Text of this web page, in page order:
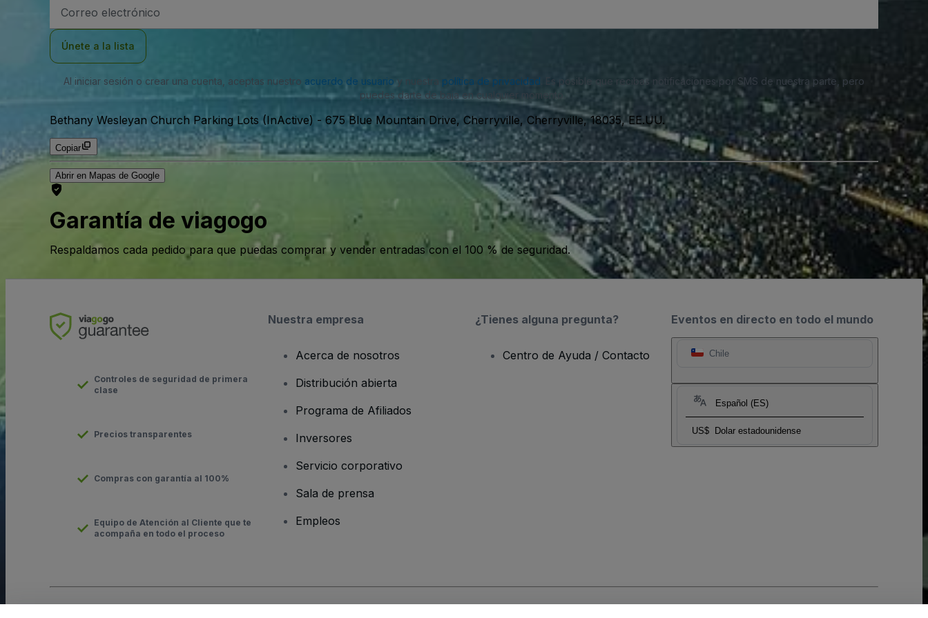
de
Únete a la lista
Al iniciar sesión o crear una cuenta, aceptas nuestro acuerdo de usuario y nuestra política de privacidad . Es posible que recibas notificaciones por SMS de nuestra parte, pero
puedes darte de baja en cualquier momento.
Bethany Wesleyan Church Parking Lots (InActive) - 675 Blue Mountain Drive, Cherryville, Cherryville, 18035, EE.UU.
Copiar
Abrir en Mapas de Google
Garantía de viagogo
Respaldamos cada pedido para que puedas comprar y vender entradas con el 100 % de seguridad.
Eventos en directo en todo el mundo
Chile
Español (ES)
US$ Dolar estadounidense
Controles de seguridad de primera
clase
Precios transparentes
Compras con garantía al 100%
Equipo de Atención al Cliente que te
acompaña en todo el proceso
Nuestra empresa
Acerca de nosotros
Distribución abierta
Programa de Afiliados
Inversores
Servicio corporativo
Sala de prensa
Empleos
¿Tienes alguna pregunta?
Centro de Ayuda / Contacto